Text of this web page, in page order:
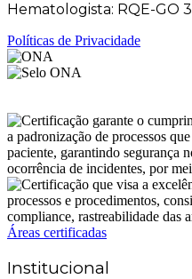
Hematologista: RQE-GO 3
Políticas de Privacidade
Áreas certificadas
Institucional